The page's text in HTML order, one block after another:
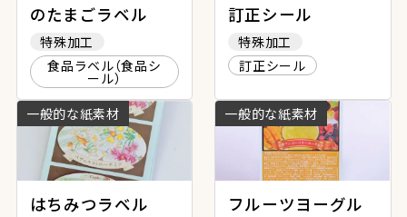
のたまごラベル
特殊加工
食品ラベル（食品シ
ール）
訂正シール
特殊加工
訂正シール
一般的な紙素材
はちみつラベル
一般的な紙素材
フルーツヨーグル